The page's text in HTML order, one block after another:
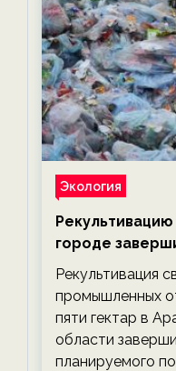
Экология
городе
планируемого
экологии на
Рекультивация
промышленных
пяти гектар в
области
планируемого